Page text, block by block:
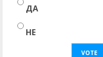
ДА
НЕ